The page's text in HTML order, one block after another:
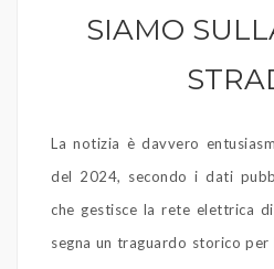
SIAMO
La notizia è davvero
del 2024, secondo i dati
che gestisce la rete elettrica
segna un traguardo storico